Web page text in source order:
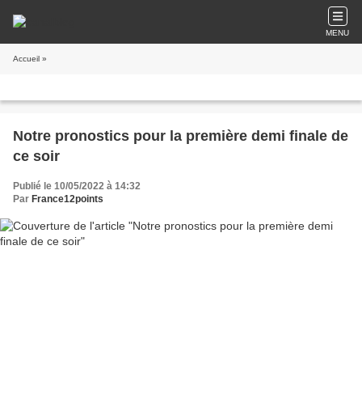
MENU
Accueil »
Notre pronostics pour la première demi finale de
ce soir
Publié le 10/05/2022 à 14:32
Par France12points